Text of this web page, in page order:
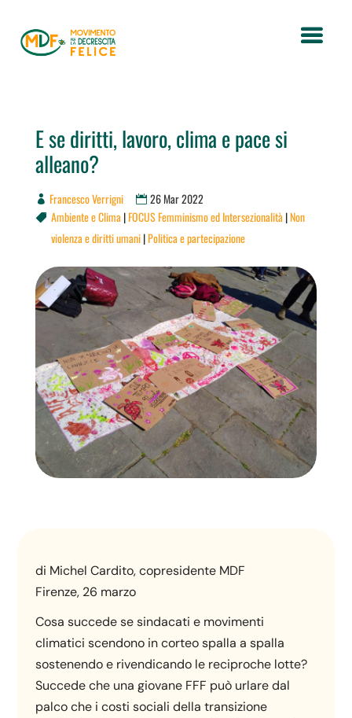
E se diritti, lavoro, clima e pace si
alleano?
Francesco Verrigni 26 Mar 2022
 Ambiente e Clima |FOCUS Femminismo ed Intersezionalità |Non
violenza e diritti umani|Politica e partecipazione
di Michel Cardito, copresidente MDF
Firenze, 26 marzo
Cosa succede se sindacati e movimenti
climatici scendono in corteo spalla a spalla
sostenendo e rivendicando le reciproche lotte?
Succede che una giovane FFF può urlare dal
palco che i costi sociali della transizione